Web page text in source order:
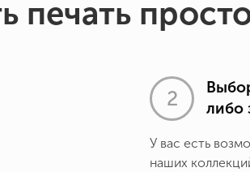
печать
либо
У вас есть
наших